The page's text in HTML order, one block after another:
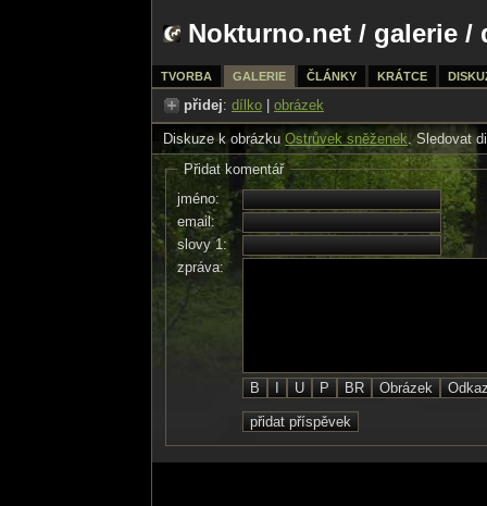
Nokturno.net / galerie /
TVORBA GALERIE ČLÁNKY KRÁTCE
přidej: dílko obrázek
Diskuze k obrázku Ostrůvek sněženek. Sledovat
Přidat komentář
jméno:
email:
slovy 1:
zpráva: